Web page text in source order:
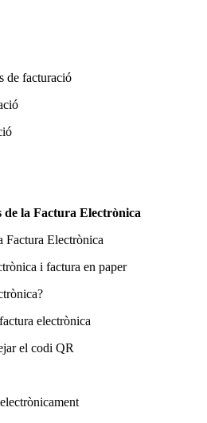
de facturació
de la Factura Electrònica
Factura Electrònica
i factura en paper
electrònica
el codi QR